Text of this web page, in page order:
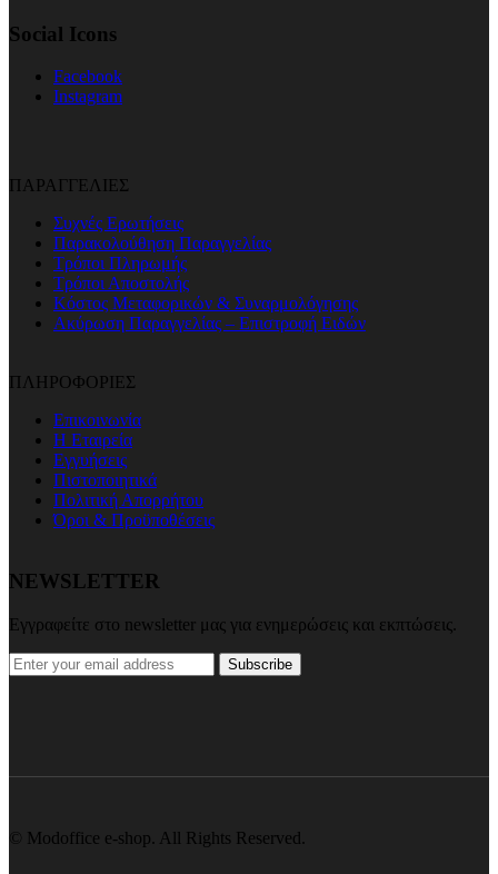
Social Icons
Facebook
Instagram
ΠΑΡΑΓΓΕΛΙΕΣ
Συχνές Ερωτήσεις
Παρακολούθηση Παραγγελίας
Τρόποι Πληρωμής
Τρόποι Αποστολής
Κόστος Μεταφορικών & Συναρμολόγησης
Ακύρωση Παραγγελίας – Επιστροφή Ειδών
ΠΛΗΡΟΦΟΡΙΕΣ
Επικοινωνία
Η Εταιρεία
Εγγυήσεις
Πιστοποιητικά
Πολιτική Απορρήτου
Όροι & Προϋποθέσεις
NEWSLETTER
Εγγραφείτε στο newsletter μας για ενημερώσεις και εκπτώσεις.
Subscribe
© Modoffice e-shop. All Rights Reserved.